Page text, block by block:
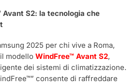
Avant S2: la tecnologia che
2025 per chi vive a Roma,
modello WindFree™ Avant S2,
dei sistemi di climatizzazione.
consente di raffreddare